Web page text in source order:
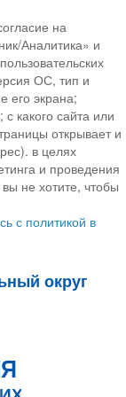
на
Аналитика» и
ОС, тип и
его экрана;
какого сайта или
открывает и
в целях
и проведения
не хотите, чтобы
с политикой в